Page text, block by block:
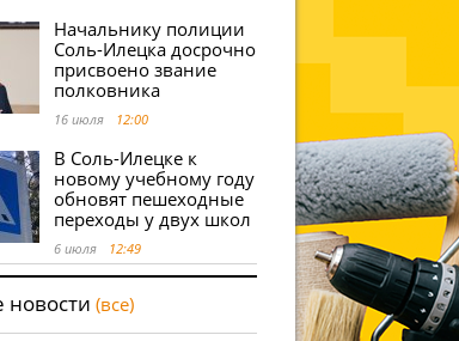
Начальнику полиции
Соль-Илецка досрочно
присвоено звание
полковника
16 июля 12:00
В Соль-Илецке к
новому учебному году
обновят пешеходные
переходы у двух школ
6 июля 12:49
(все)